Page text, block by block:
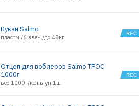
Кукан Salmo
пластм./6 звен./до 48кг.
Отцеп для воблеров Salmo ТРОС
1000г
вес 1000г/кол.в уп.1шт